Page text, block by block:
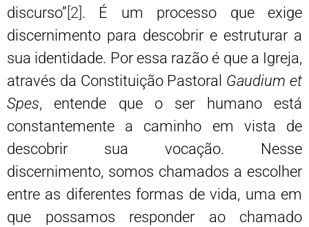
discurso” [2]. É um processo que exige
discernimento para descobrir e estruturar a
sua identidade. Por essa razão é que a Igreja,
através da Constituição Pastoral Gaudium et
Spes, entende que o ser humano está
constantemente a caminho em vista de
descobrir sua vocação. Nesse
discernimento, somos chamados a escolher
entre as diferentes formas de vida, uma em
que possamos responder ao chamado